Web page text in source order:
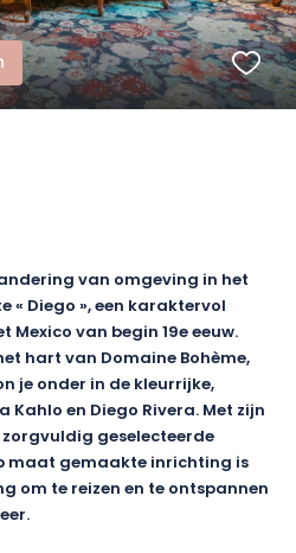
van omgeving in het
« Diego », een karaktervol
van begin 19e eeuw.
hart van Domaine Bohème,
je onder in de kleurrijke,
en Diego Rivera. Met zijn
geselecteerde
maat gemaakte inrichting is
om te reizen en te ontspannen